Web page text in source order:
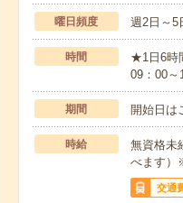
曜日頻度 週2日～
時間
★1日6時
09：00
期間 開始日
時給
無資格未
べます）
交通